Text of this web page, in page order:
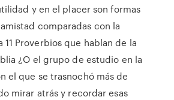
y en el placer son formas
comparadas con la
11 Proverbios que hablan de la
¿O el grupo de estudio en la
el que se trasnochó más de
mirar atrás y recordar esas